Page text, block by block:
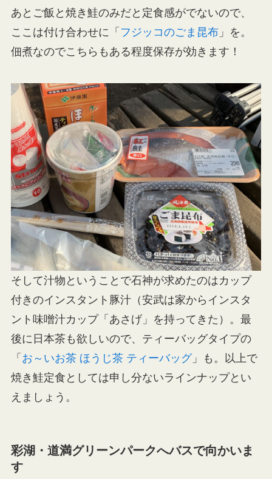
あとご飯と焼き鮭のみだと定食感がでないので、
ここは付け合わせに「 フジッコのごま昆布」を。
佃煮なのでこちらもある程度保存が効きます！
そして汁物ということで石神が求めたのはカップ
付きのインスタント豚汁（安武は家からインスタ
ント味噌汁カップ「あさげ」を持ってきた）。最
後に日本茶も欲しいので、ティーバッグタイプの
「 お～いお茶 ほうじ茶 ティーバッグ」も。以上で
焼き鮭定食としては申し分ないラインナップとい
えましょう。
彩湖・道満グリーンパークへバスで向かいま
す